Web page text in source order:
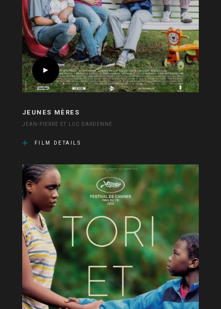
JEUNES MÈRES
JEAN-PIERRE ET LUC DARDENNE
FILM DETAILS